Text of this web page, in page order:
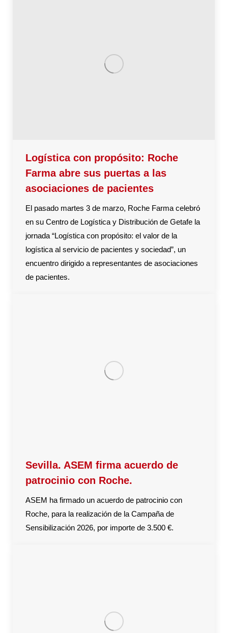
Logística con propósito: Roche
Farma abre sus puertas a las
asociaciones de pacientes
El pasado martes 3 de marzo, Roche Farma celebró
en su Centro de Logística y Distribución de Getafe la
jornada “Logística con propósito: el valor de la
logística al servicio de pacientes y sociedad”, un
encuentro dirigido a representantes de asociaciones
de pacientes.
Sevilla. ASEM firma acuerdo de
patrocinio con Roche.
ASEM ha firmado un acuerdo de patrocinio con
Roche, para la realización de la Campaña de
Sensibilización 2026, por importe de 3.500 €.